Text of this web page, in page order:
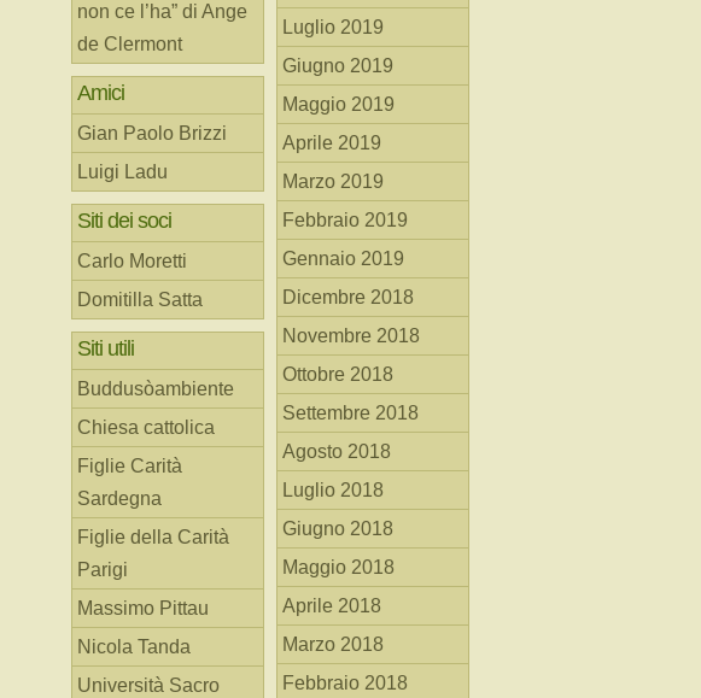
non ce l’ha” di Ange
de Clermont
Amici
Gian Paolo Brizzi
Luigi Ladu
Siti dei soci
Carlo Moretti
Domitilla Satta
Siti utili
Buddusòambiente
Chiesa cattolica
Figlie Carità
Sardegna
Figlie della Carità
Parigi
Massimo Pittau
Nicola Tanda
Università Sacro
Luglio 2019
Giugno 2019
Maggio 2019
Aprile 2019
Marzo 2019
Febbraio 2019
Gennaio 2019
Dicembre 2018
Novembre 2018
Ottobre 2018
Settembre 2018
Agosto 2018
Luglio 2018
Giugno 2018
Maggio 2018
Aprile 2018
Marzo 2018
Febbraio 2018